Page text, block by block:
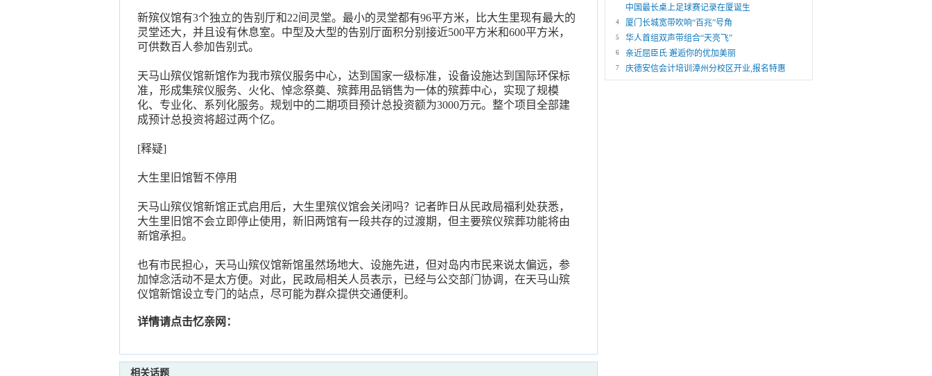
新殡仪馆有3个独立的告别厅和22间灵堂。最小的灵堂都有96平方米，比大生里现有最大的
灵堂还大，并且设有休息室。中型及大型的告别厅面积分别接近500平方米和600平方米，
可供数百人参加告别式。
天马山殡仪馆新馆作为我市殡仪服务中心，达到国家一级标准，设备设施达到国际环保标
准，形成集殡仪服务、火化、悼念祭奠、殡葬用品销售为一体的殡葬中心，实现了规模
化、专业化、系列化服务。规划中的二期项目预计总投资额为3000万元。整个项目全部建
成预计总投资将超过两个亿。
[释疑]
大生里旧馆暂不停用
天马山殡仪馆新馆正式启用后，大生里殡仪馆会关闭吗？记者昨日从民政局福利处获悉，
大生里旧馆不会立即停止使用，新旧两馆有一段共存的过渡期，但主要殡仪殡葬功能将由
新馆承担。
也有市民担心，天马山殡仪馆新馆虽然场地大、设施先进，但对岛内市民来说太偏远，参
加悼念活动不是太方便。对此，民政局相关人员表示，已经与公交部门协调，在天马山殡
仪馆新馆设立专门的站点，尽可能为群众提供交通便利。
详情请点击忆亲网：
相关话题
中国最长桌上足球赛记录在厦诞生
4 厦门长城宽带吹响“百兆”号角
5 华人首组双声带组合“天亮飞”
6 亲近屈臣氏 邂逅你的优加美丽
7 庆德安信会计培训漳州分校区开业,报名特惠